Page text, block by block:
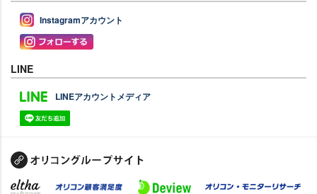
Instagramアカウント
LINE
LINEアカウントメディア